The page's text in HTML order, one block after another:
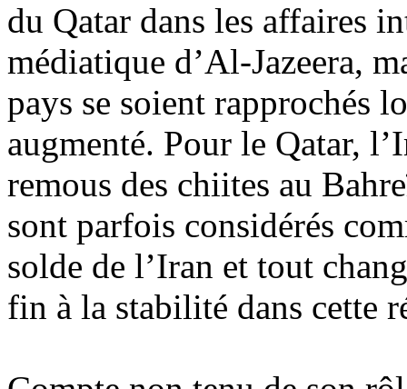
du Qatar dans les affaires
médiatique d’Al-Jazeera,
pays se soient rapprochés
augmenté. Pour le Qatar,
remous des chiites au
sont parfois considérés
solde de l’Iran et tout
fin à la stabilité dans cette